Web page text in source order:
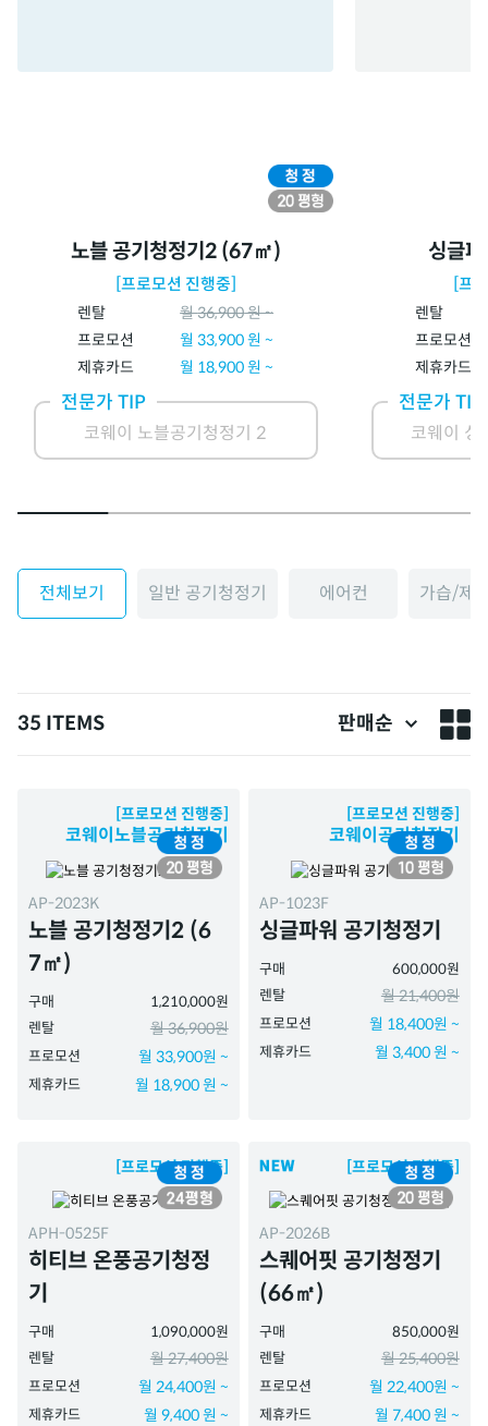
노블 공기청정기2 (67㎡)
[프로모션 진행중]
렌탈 월36,900원 ~
프로모션
월33,900원 ~
제휴카드
월 18,900원 ~
전문가 TIP
코웨이 노블공기청정기 2
싱글
[프
렌탈
프로모션
제휴카드
전문가 TIP
코웨이 싱
전체보기 일반 공기청정기 에어컨 가습/제
35 ITEMS 판매순
[프로모션 진행중]
코웨이노블공기청정기
AP-2023K
노블 공기청정기2 (6
7㎡)
구매
1,210,000원
렌탈
월 36,900원
프로모션 월 33,900원 ~
제휴카드 월 18,900 원 ~
[프로모션 진행중]
코웨이공기청정기
AP-1023F
싱글파워 공기청정기
구매
600,000원
렌탈
월 21,400원
프로모션 월 18,400원 ~
제휴카드 월 3,400 원 ~
[프로모션 진행중]
APH-0525F
히티브 온풍공기청정
기
구매
1,090,000원
렌탈
월 27,400원
프로모션 월 24,400원 ~
제휴카드 월 9,400 원 ~
[프로모션 진행중]
AP-2026B
스퀘어핏 공기청정기
(66㎡)
구매
850,000원
렌탈
월 25,400원
프로모션 월 22,400원 ~
제휴카드 월 7,400 원 ~